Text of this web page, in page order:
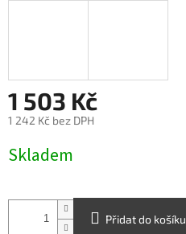
1 503 Kč
1 242 Kč bez DPH
cena:
Skladem
Přidat do košíku